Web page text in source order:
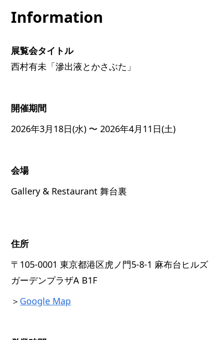
Information
展覧会タイトル
西村有未「滲出液とかさぶた」
開催期間
2026年3月18日(水) 〜 2026年4月11日(土)
会場
Gallery & Restaurant 舞台裏
住所
〒105-0001 東京都港区虎ノ門5-8-1 麻布台ヒルズ
ガーデンプラザA B1F
＞ Google Map